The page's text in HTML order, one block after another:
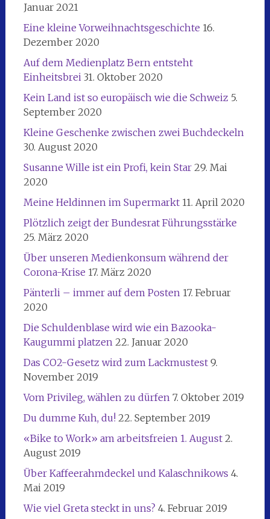
Januar 2021
Eine kleine Vorweihnachtsgeschichte 16.
Dezember 2020
Auf dem Medienplatz Bern entsteht
Einheitsbrei 31. Oktober 2020
Kein Land ist so europäisch wie die Schweiz 5.
September 2020
Kleine Geschenke zwischen zwei Buchdeckeln
30. August 2020
Susanne Wille ist ein Profi, kein Star 29. Mai
2020
Meine Heldinnen im Supermarkt 11. April 2020
Plötzlich zeigt der Bundesrat Führungsstärke
25. März 2020
Über unseren Medienkonsum während der
Corona-Krise 17. März 2020
Pänterli – immer auf dem Posten 17. Februar
2020
Die Schuldenblase wird wie ein Bazooka-
Kaugummi platzen 22. Januar 2020
Das CO2-Gesetz wird zum Lackmustest 9.
November 2019
Vom Privileg, wählen zu dürfen 7. Oktober 2019
Du dumme Kuh, du! 22. September 2019
«Bike to Work» am arbeitsfreien 1. August 2.
August 2019
Über Kaffeerahmdeckel und Kalaschnikows 4.
Mai 2019
Wie viel Greta steckt in uns? 4. Februar 2019